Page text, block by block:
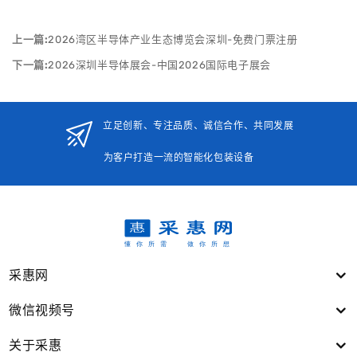
上一篇:2026湾区半导体产业生态博览会深圳-免费门票注册
下一篇:2026深圳半导体展会-中国2026国际电子展会
立足创新、专注品质、诚信合作、共同发展
为客户打造一流的智能化包装设备
采惠网
微信视频号
关于采惠